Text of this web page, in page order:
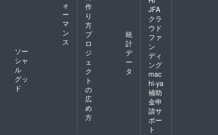
ォ
ー
マ
ン
ス
ソー
シャ
ル
グッ
ド
作
り
方
プ
ロ
ジ
ェ
ク
ト
の
広
め
方
統
計
デ
ー
タ
JFA
クラ
ウド
ファ
ン
ディ
ング
mac
hi-ya
補助
金申
請サ
ポー
ト